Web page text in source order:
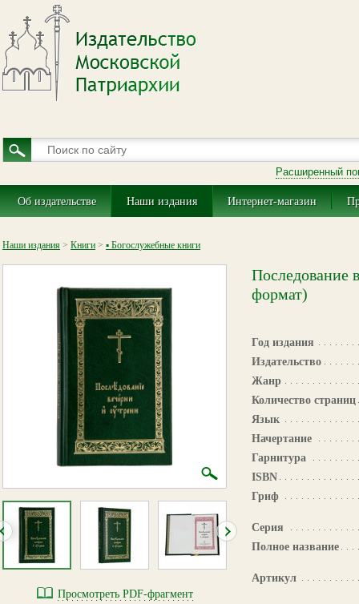
Расширенный
Об издательстве Наши издания Интернет-магазин
Наши издания > Книги > ▪ Богослужебные книги
Просмотреть PDF-фрагмент
Последование
формат)
Год издания
Издательство
Жанр
Количество страниц
Язык
Начертание
Гарнитура
ISBN
Гриф
Серия
Полное название
Артикул